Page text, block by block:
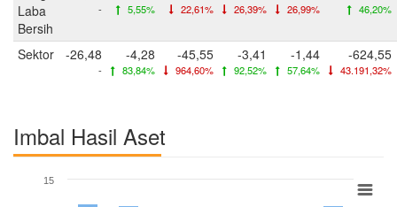
Laba
Bersih
- 5,55% 22,61% 26,39% 26,99% 46,20%
Sektor -26,48
-
-4,28
83,84%
-45,55
964,60%
-3,41
92,52%
-1,44
57,64%
-624,55
43.191,32%
Imbal Hasil Aset
15